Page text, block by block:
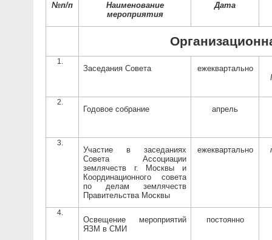
№п/п
Наименование
мероприятия
Дата
Заседания Совета
ежеквартально
Годовое собрание апрель
Участие в заседаниях
Совета Ассоциации
землячеств г. Москвы и
Координационного совета
по делам землячеств
Правительства Москвы
ежеквартально
Освещение мероприятий
ЯЗМ в СМИ
постоянно